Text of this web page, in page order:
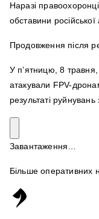
Наразі
обставини російської
Продовження після
У п’ятницю, 8 травня,
атакували FPV-
результаті руйнувань
Завантаження…
Більше оперативних